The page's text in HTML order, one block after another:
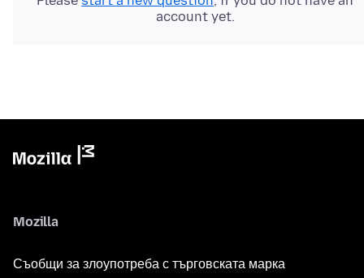
account yet.
Mozilla
Съобщи за злоупотреба с търговската марка